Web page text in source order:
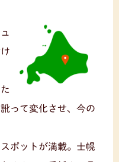
って変化させ、今の
ポットが満載。士幌